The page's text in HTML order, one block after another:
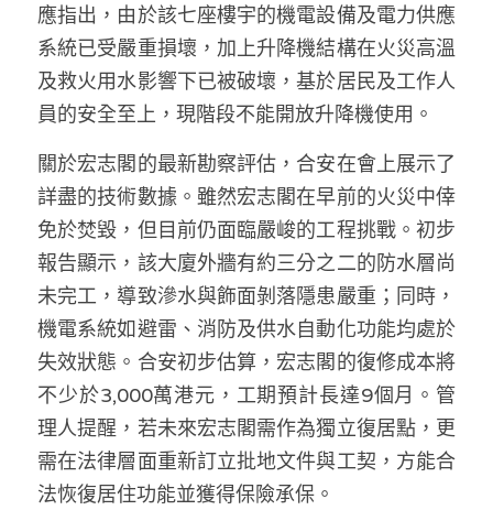
應指出，由於該七座樓宇的機電設備及電力供應
系統已受嚴重損壞，加上升降機結構在火災高溫
及救火用水影響下已被破壞，基於居民及工作人
員的安全至上，現階段不能開放升降機使用。
關於宏志閣的最新勘察評估，合安在會上展示了
詳盡的技術數據。雖然宏志閣在早前的火災中倖
免於焚毀，但目前仍面臨嚴峻的工程挑戰。初步
報告顯示，該大廈外牆有約三分之二的防水層尚
未完工，導致滲水與飾面剝落隱患嚴重；同時，
機電系統如避雷、消防及供水自動化功能均處於
失效狀態。合安初步估算，宏志閣的復修成本將
不少於3,000萬港元，工期預計長達9個月。管
理人提醒，若未來宏志閣需作為獨立復居點，更
需在法律層面重新訂立批地文件與工契，方能合
法恢復居住功能並獲得保險承保。